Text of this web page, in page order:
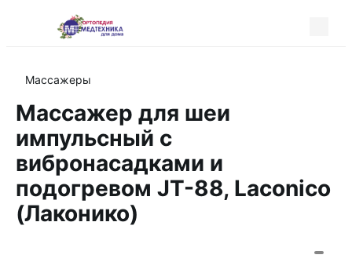
Массажеры
Массажер для шеи
импульсный с
вибронасадками и
подогревом JT-88, Laconico
(Лаконико)